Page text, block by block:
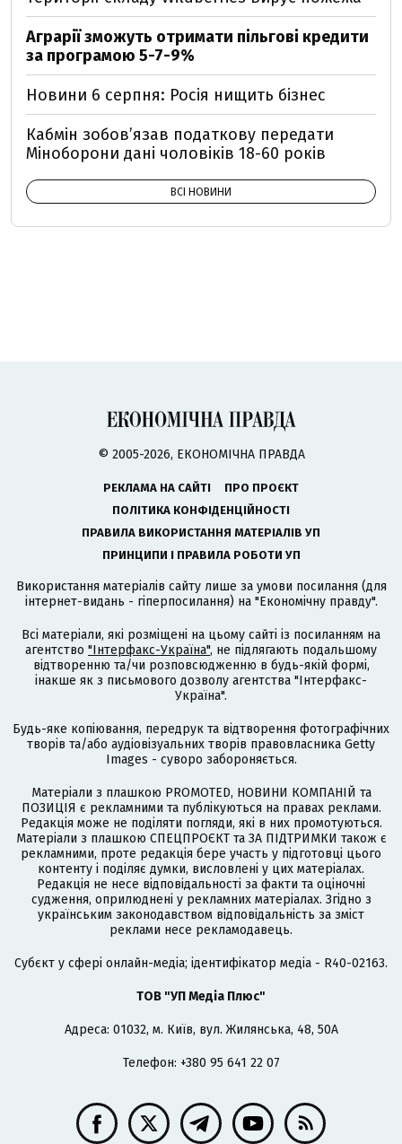
Аграрії зможуть отримати пільгові кредити
за програмою 5-7-9%
Новини 6 серпня: Росія нищить бізнес
Кабмін зобовʼязав податкову передати
Міноборони дані чоловіків 18-60 років
ВСІ НОВИНИ
© 2005-2026, ЕКОНОМІЧНА ПРАВДА
РЕКЛАМА НА САЙТІ
ПРО ПРОЄКТ
ПОЛІТИКА КОНФІДЕНЦІЙНОСТІ
ПРАВИЛА ВИКОРИСТАННЯ МАТЕРІАЛІВ УП
ПРИНЦИПИ І ПРАВИЛА РОБОТИ УП
Використання матеріалів сайту лише за умови посилання (для
інтернет-видань - гіперпосилання) на "Економічну правду".
Всі матеріали, які розміщені на цьому сайті із посиланням на
агентство "Інтерфакс-Україна", не підлягають подальшому
відтворенню та/чи розповсюдженню в будь-якій формі,
інакше як з письмового дозволу агентства "Інтерфакс-
Україна".
Будь-яке копіювання, передрук та відтворення фотографічних
творів та/або аудіовізуальних творів правовласника Getty
Images - суворо забороняється.
Матеріали з плашкою PROMOTED, НОВИНИ КОМПАНІЙ та
ПОЗИЦІЯ є рекламними та публікуються на правах реклами.
Редакція може не поділяти погляди, які в них промотуються.
Матеріали з плашкою СПЕЦПРОЄКТ та ЗА ПІДТРИМКИ також є
рекламними, проте редакція бере участь у підготовці цього
контенту і поділяє думки, висловлені у цих матеріалах.
Редакція не несе відповідальності за факти та оціночні
судження, оприлюднені у рекламних матеріалах. Згідно з
українським законодавством відповідальність за зміст
реклами несе рекламодавець.
Cубєкт у сфері онлайн-медіа; ідентифікатор медіа - R40-02163.
ТОВ "УП Медіа Плюс"
Адреса: 01032, м. Київ, вул. Жилянська, 48, 50А
Телефон: +380 95 641 22 07